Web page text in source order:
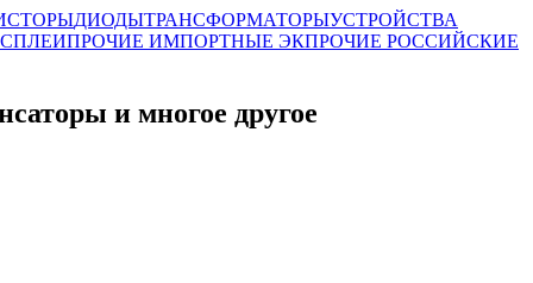
ДИОДЫТРАНСФОРМАТОРЫУСТРОЙСТВА
ПРОЧИЕ ИМПОРТНЫЕ ЭКПРОЧИЕ РОССИЙСКИЕ
и многое другое